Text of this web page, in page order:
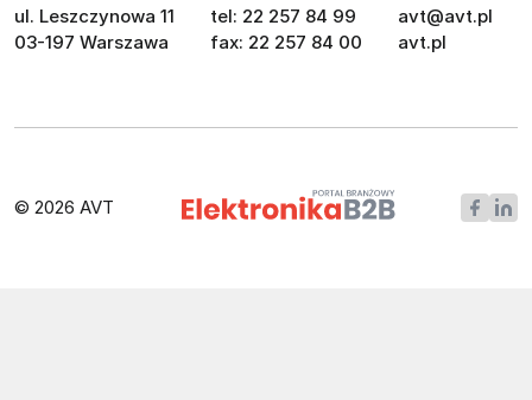
ul. Leszczynowa 11
03-197 Warszawa
tel: 22 257 84 99
fax: 22 257 84 00
avt@avt.pl
avt.pl
© 2026 AVT